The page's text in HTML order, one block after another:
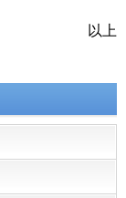
以上